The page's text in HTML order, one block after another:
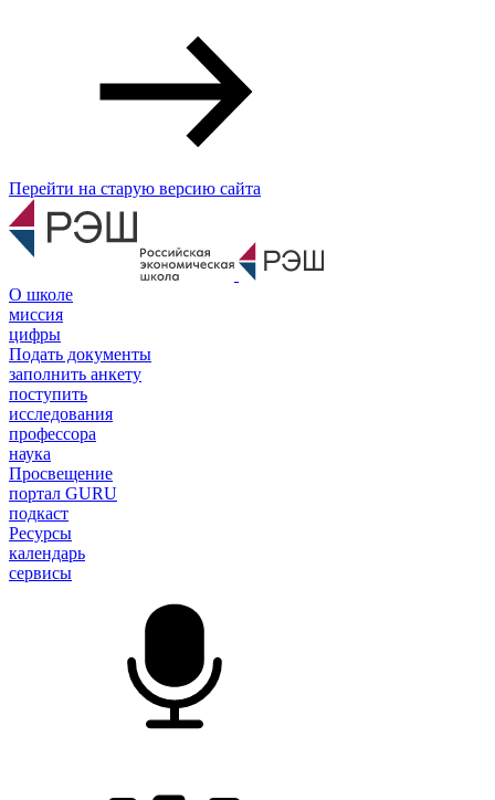
Перейти на старую версию сайта
О школе
миссия
цифры
Подать документы
заполнить анкету
поступить
исследования
профессора
наука
Просвещение
портал GURU
подкаст
Ресурсы
календарь
сервисы